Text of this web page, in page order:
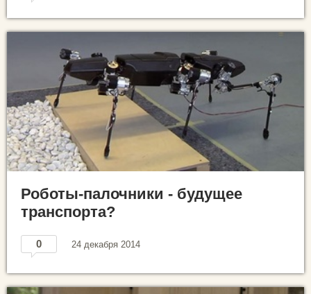
Роботы-палочники - будущее
транспорта?
0 24 декабря 2014